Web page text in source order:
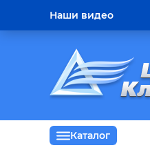
Наши видео
Каталог